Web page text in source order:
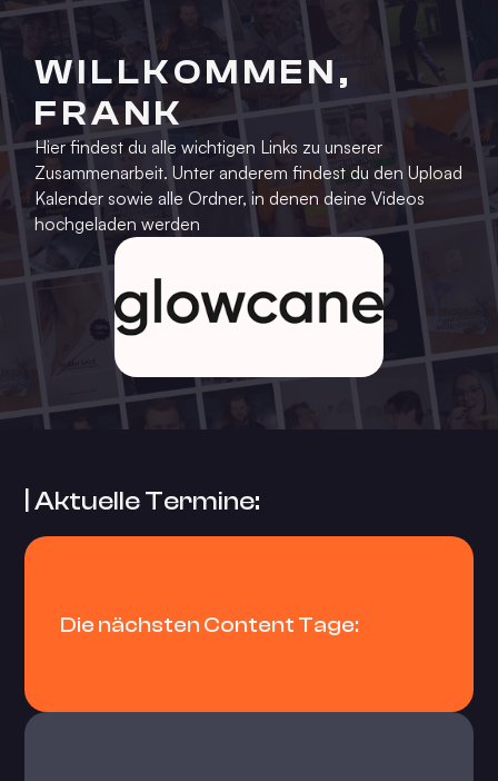
WILLKOMMEN,
FRANK
Hier findest du alle wichtigen Links zu unserer
Zusammenarbeit. Unter anderem findest du den Upload
Kalender sowie alle Ordner, in denen deine Videos
hochgeladen werden
| Aktuelle Termine:
Die nächsten Content Tage: